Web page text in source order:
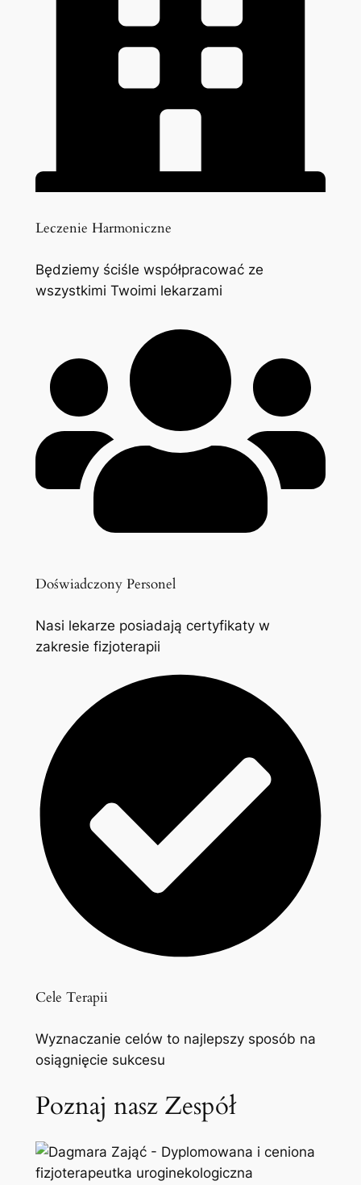
Leczenie Harmoniczne
Będziemy ściśle współpracować ze
wszystkimi Twoimi lekarzami
Doświadczony Personel
Nasi lekarze posiadają certyfikaty w
zakresie fizjoterapii
Cele Terapii
Wyznaczanie celów to najlepszy sposób na
osiągnięcie sukcesu
Poznaj nasz Zespół